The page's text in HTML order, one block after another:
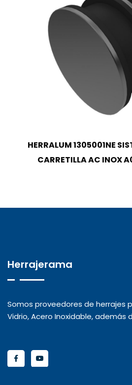
HERRALUM 1305001NE
CARRETILLA AC INOX
Herrajerama
Somos proveedores de herrajes
Vidrio, Acero Inoxidable, además